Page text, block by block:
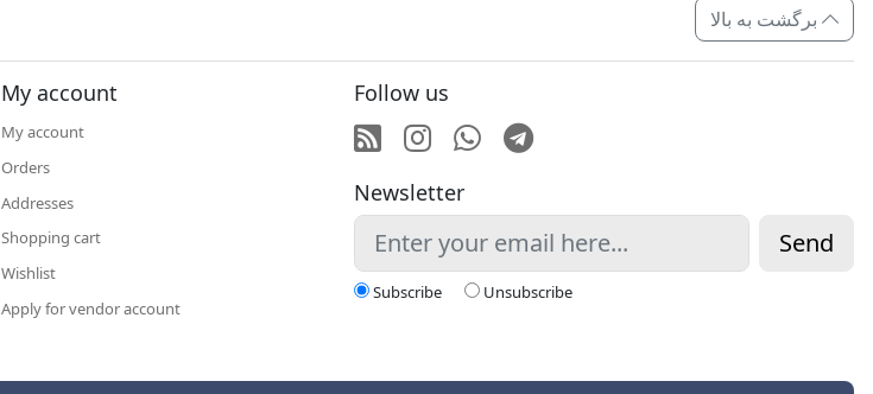
My account
My account
Orders
Addresses
Shopping cart
Wishlist
Apply for vendor account
Follow us
RSSInstagram
Whatsapp
Telegram
Newsletter
Send
Subscribe Unsubscribe